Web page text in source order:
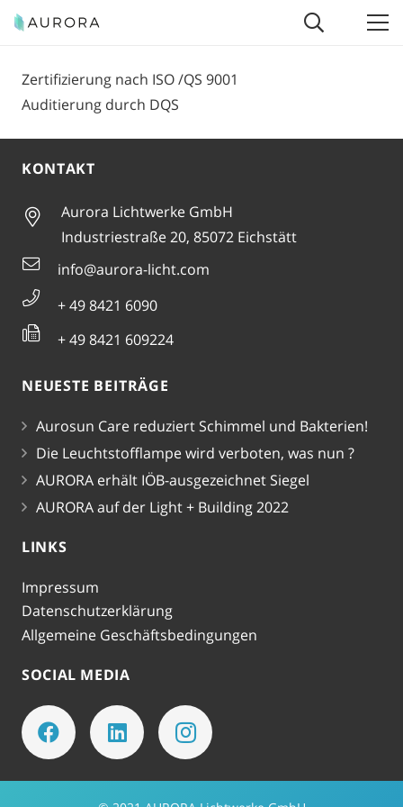
Zertifizierung nach ISO /QS 9001
Auditierung durch DQS
KONTAKT
Aurora Lichtwerke GmbH
Industriestraße 20, 85072 Eichstätt
info@aurora-licht.com
+ 49 8421 6090
+ 49 8421 609224
NEUESTE BEITRÄGE
Aurosun Care reduziert Schimmel und Bakterien!
Die Leuchtstofflampe wird verboten, was nun ?
AURORA erhält IÖB-ausgezeichnet Siegel
AURORA auf der Light + Building 2022
LINKS
Impressum
Datenschutzerklärung
Allgemeine Geschäftsbedingungen
SOCIAL MEDIA